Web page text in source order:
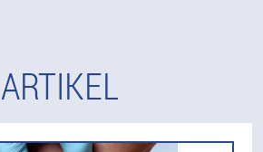
ARTIKEL